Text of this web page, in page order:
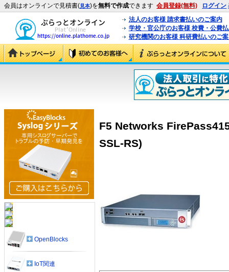
会員はオンラインで見積書(見本)を無料で作成できます 会員登録(無料) ログイン
法人のお客様 請求書払いのご案内
学校・官公庁のお客様 校費・公費
研究機関のお客様 科研費払いのご
F5 Networks
SSL-RS)
OpenBlocks
IoT関連